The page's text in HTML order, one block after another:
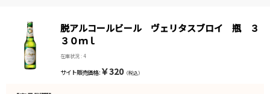
脱アルコールビール ヴェリタスブロイ 瓶 ３
３０ｍｌ
在庫状況 : 4
サイト販売価格 : ￥320（税込）